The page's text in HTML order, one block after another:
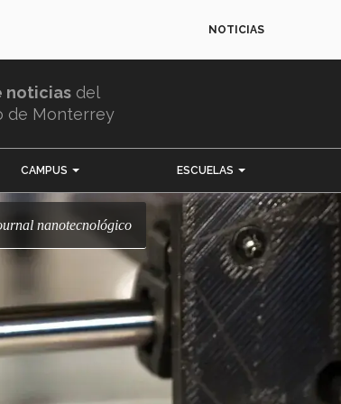
NOTICIAS
noticias del
de Monterrey
CAMPUS ESCUELAS
nanotecnológico